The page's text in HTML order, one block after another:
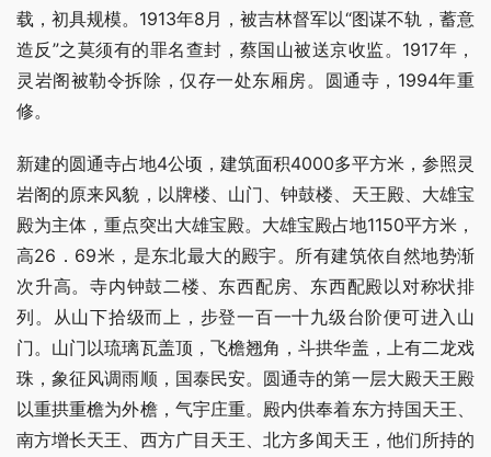
载，初具规模。1913年8月，被吉林督军以“图谋不轨，蓄意
造反”之莫须有的罪名查封，蔡国山被送京收监。1917年，
灵岩阁被勒令拆除，仅存一处东厢房。圆通寺，1994年重
修。
新建的圆通寺占地4公顷，建筑面积4000多平方米，参照灵
岩阁的原来风貌，以牌楼、山门、钟鼓楼、天王殿、大雄宝
殿为主体，重点突出大雄宝殿。大雄宝殿占地1150平方米，
高26．69米，是东北最大的殿宇。所有建筑依自然地势渐
次升高。寺内钟鼓二楼、东西配房、东西配殿以对称状排
列。从山下拾级而上，步登一百一十九级台阶便可进入山
门。山门以琉璃瓦盖顶，飞檐翘角，斗拱华盖，上有二龙戏
珠，象征风调雨顺，国泰民安。圆通寺的第一层大殿天王殿
以重拱重檐为外檐，气宇庄重。殿内供奉着东方持国天王、
南方增长天王、西方广目天王、北方多闻天王，他们所持的